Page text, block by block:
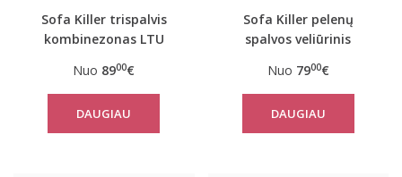
Sofa Killer trispalvis
kombinezonas LTU
Nuo 8900€
DAUGIAU
Sofa Killer pelenų
spalvos veliūrinis
Nuo 7900€
DAUGIAU